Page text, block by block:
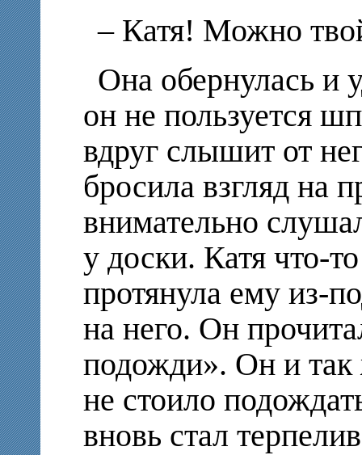
– Катя! Можно
Она обернулась и
он не пользуется
вдруг слышит от
бросила взгляд на
внимательно
у доски. Катя что-
протянула ему из-
на него. Он
подожди». Он и так
не стоило
вновь стал